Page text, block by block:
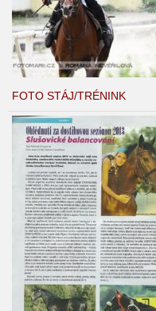
FOTO STÁJ/TRÉNINK